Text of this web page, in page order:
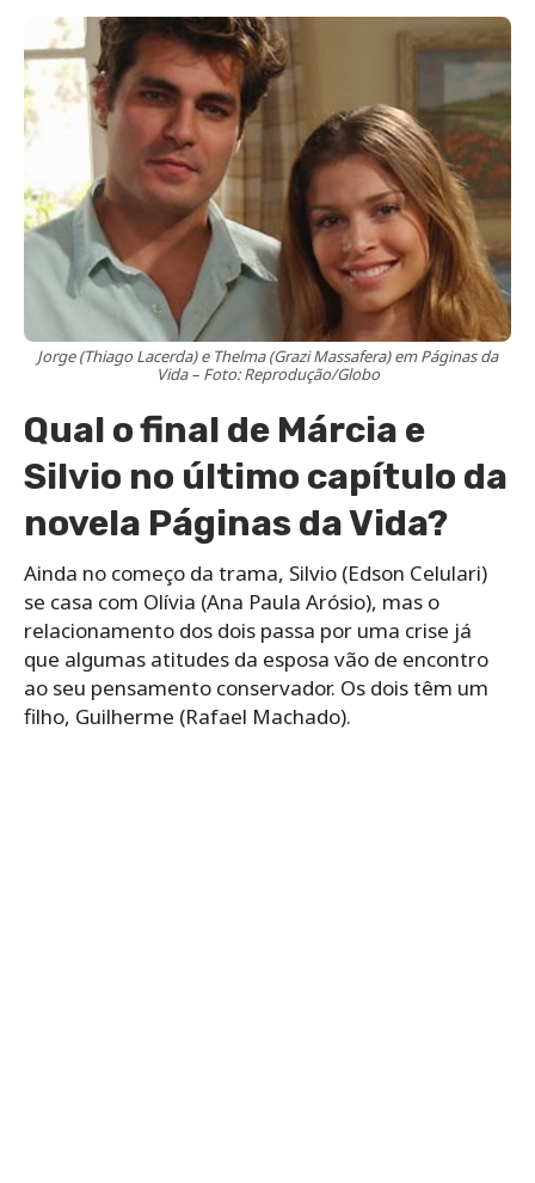
Jorge (Thiago Lacerda) e Thelma (Grazi Massafera) em Páginas da
Vida – Foto: Reprodução/Globo
Qual o final de Márcia e
Silvio no último capítulo da
novela Páginas da Vida?
Ainda no começo da trama, Silvio (Edson Celulari)
se casa com Olívia (Ana Paula Arósio), mas o
relacionamento dos dois passa por uma crise já
que algumas atitudes da esposa vão de encontro
ao seu pensamento conservador. Os dois têm um
filho, Guilherme (Rafael Machado).